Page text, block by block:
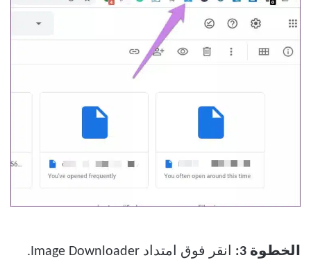
الخطوة 3: انقر فوق امتداد Image Downloader.